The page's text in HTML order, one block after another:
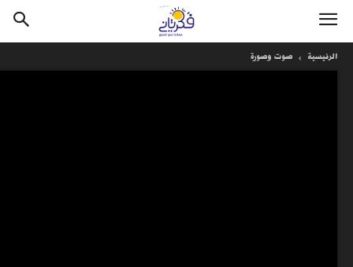
الرئيسية صوت وصورة